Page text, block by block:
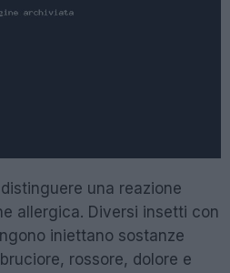
una reazione
allergica. Diversi insetti con
iniettano sostanze
rossore, dolore e